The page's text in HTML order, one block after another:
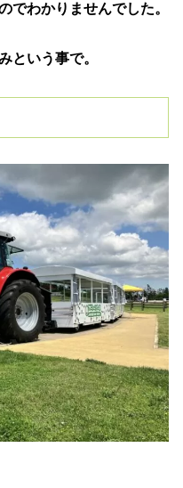
でわかりませんでした。
という事で。